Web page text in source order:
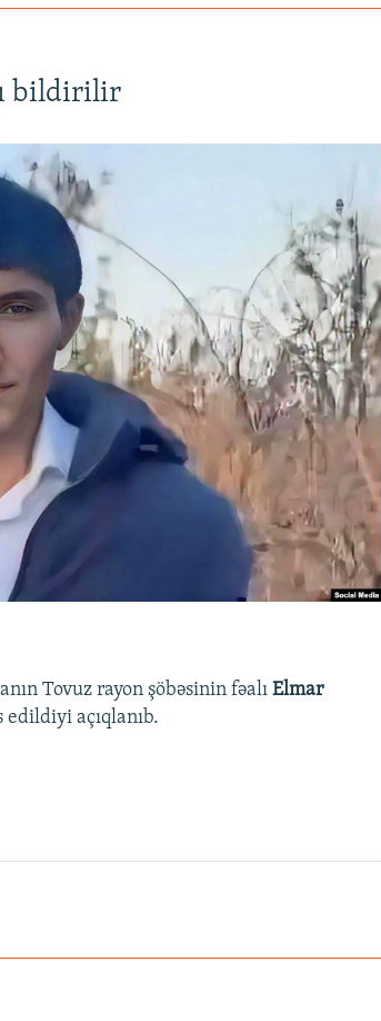
bildirilir
Tovuz rayon şöbəsinin fəalı Elmar
açıqlanıb.